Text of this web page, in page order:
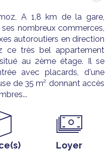
A 1,8 km de la gare,
nombreux commerces,
autoroutiers en direction
ce très bel appartement
au 2ème étage. Il se
avec placards, d'une
de 35 m² donnant accès
Loyer